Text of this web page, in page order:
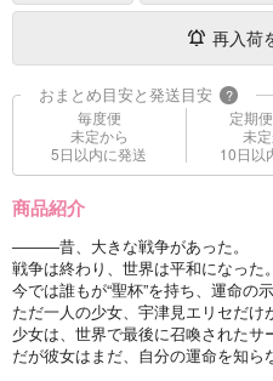
再入荷
おまとめ目安と発送目安 ?
毎度便
未定から
5日以内に発送
定期
未
10日以
商品紹介
―――昔、大きな戦争があった。
戦争は終わり、世界は平和になった。
今では誰もが“聖杯”を持ち、運命の
ただ一人の少女、宇津見エリセだけ
少女は、世界で最後に召喚されたサ
だが彼女はまだ、自分の運命を知ら